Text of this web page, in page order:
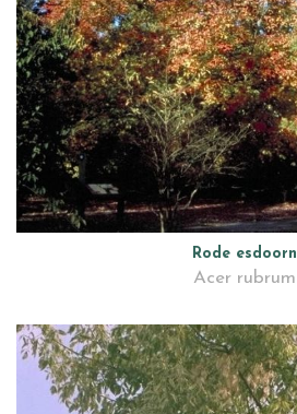
Rode esdoorn
Acer rubrum